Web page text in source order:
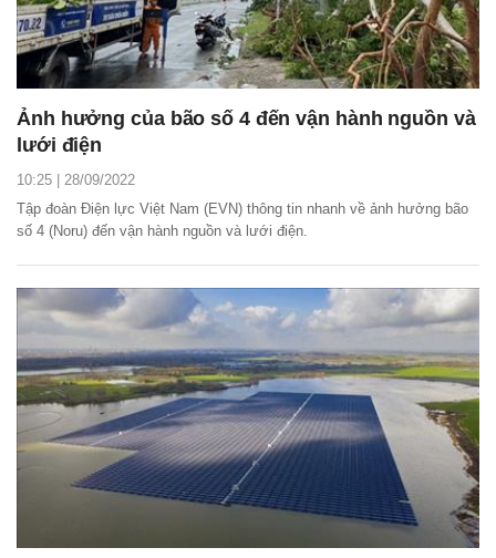
Ảnh hưởng của bão số 4 đến vận hành nguồn và
lưới điện
10:25 | 28/09/2022
Tập đoàn Điện lực Việt Nam (EVN) thông tin nhanh về ảnh hưởng bão
số 4 (Noru) đến vận hành nguồn và lưới điện.